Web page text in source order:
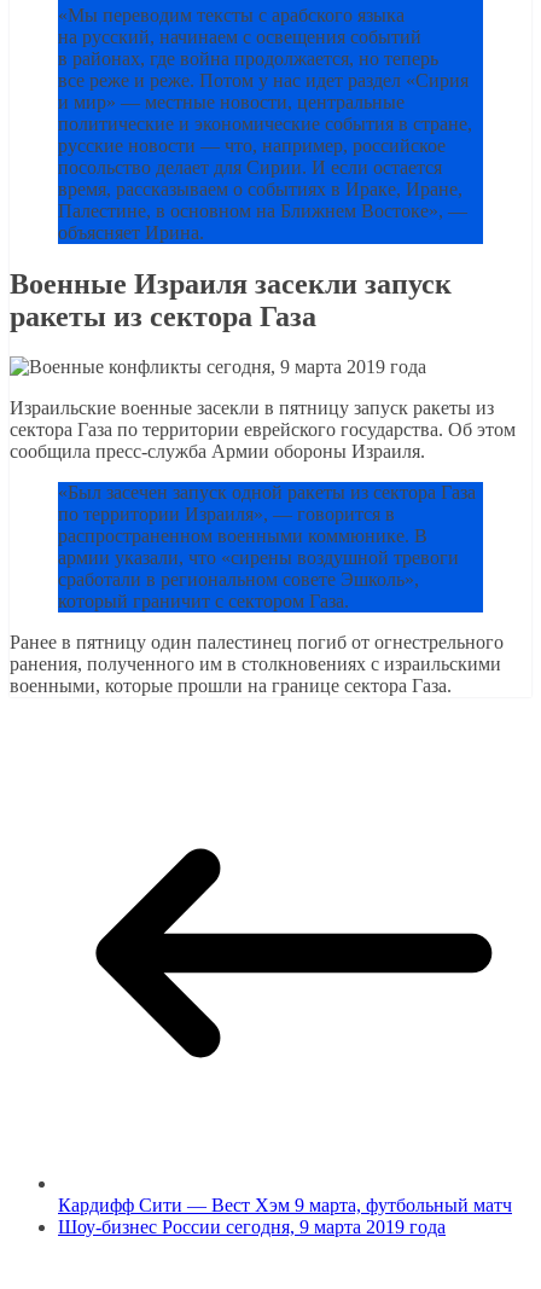
«Мы переводим тексты с арабского языка
на русский, начинаем с освещения событий
в районах, где война продолжается, но теперь
все реже и реже. Потом у нас идет раздел «Сирия
и мир» — местные новости, центральные
политические и экономические события в стране,
русские новости — что, например, российское
посольство делает для Сирии. И если остается
время, рассказываем о событиях в Ираке, Иране,
Палестине, в основном на Ближнем Востоке», —
объясняет Ирина.
Военные Израиля засекли запуск
ракеты из сектора Газа
Израильские военные засекли в пятницу запуск ракеты из
сектора Газа по территории еврейского государства. Об этом
сообщила пресс-служба Армии обороны Израиля.
«Был засечен запуск одной ракеты из сектора Газа
по территории Израиля», — говорится в
распространенном военными коммюнике. В
армии указали, что «сирены воздушной тревоги
сработали в региональном совете Эшколь»,
который граничит с сектором Газа.
Ранее в пятницу один палестинец погиб от огнестрельного
ранения, полученного им в столкновениях с израильскими
военными, которые прошли на границе сектора Газа.
Кардифф Сити — Вест Хэм 9 марта, футбольный матч
Шоу-бизнес России сегодня, 9 марта 2019 года